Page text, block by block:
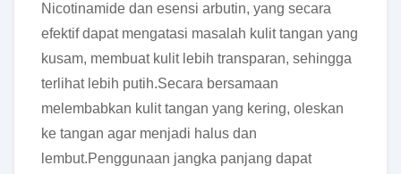
Nicotinamide dan esensi arbutin, yang secara
efektif dapat mengatasi masalah kulit tangan yang
kusam, membuat kulit lebih transparan, sehingga
terlihat lebih putih.Secara bersamaan
melembabkan kulit tangan yang kering, oleskan
ke tangan agar menjadi halus dan
lembut.Penggunaan jangka panjang dapat